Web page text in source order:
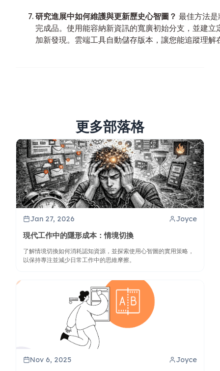
研究進展中如何維護與更新歷史心智圖？ 最佳方法
完成品。使用能容納新資訊的寬廣初始分支，並建
加新發現。雲端工具自動儲存版本，讓您能追蹤理解
更多部落格
Jan 27, 2026 Joyce
現代工作中的隱形成本：情境切換
了解情境切換如何消耗認知資源，並探索使用心智圖的實用策略，
以保持專注並減少日常工作中的思維摩擦。
Nov 6, 2025 Joyce